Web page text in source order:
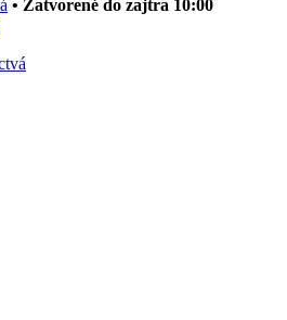
• Zatvorené do zajtra 10:00